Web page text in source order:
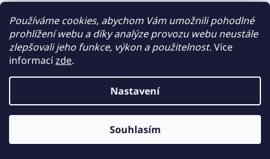
Používáme cookies, abychom Vám umožnili pohodlné
prohlížení webu a díky analýze provozu webu neustále
zlepšovali jeho funkce, výkon a použitelnost.Více
informacízde.
Nastavení
Souhlasím